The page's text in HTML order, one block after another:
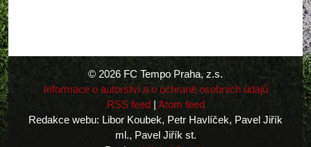
© 2026 FC Tempo Praha, z.s.
Informace o autorství a o ochraně osobních údajů
RSS feed| Atom feed
Redakce webu: Libor Koubek, Petr Havlíček, Pavel Jiřík
ml., Pavel Jiřík st.